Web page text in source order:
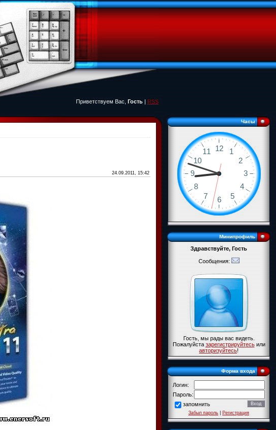
Приветствуем Вас, Гость|RSS
24.09.2011, 15:42
Часы
Минипрофиль
Здравствуйте, Гость
Сообщения:
Гость, мы рады вас видеть.
Пожалуйстазарегистрируйтесьили
авторизуйтесь!
Форма входа
Логин:
Пароль:
запомнить
Забыл пароль|Регистрация